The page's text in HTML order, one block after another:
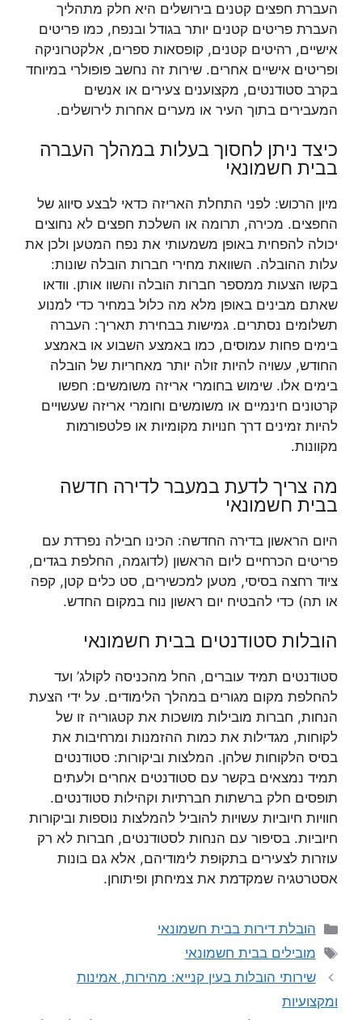
העברת חפצים קטנים בירושלים היא חלק מתהליך
העברת פריטים קטנים יותר בגודל ובנפח, כמו פריטים
אישיים, רהיטים קטנים, קופסאות ספרים, אלקטרוניקה
ופריטים אישיים אחרים. שירות זה נחשב פופולרי במיוחד
בקרב סטודנטים, מקצוענים צעירים או אנשים
המעבירים בתוך העיר או מערים אחרות לירושלים.
כיצד ניתן לחסוך בעלות במהלך העברה
בבית חשמונאי
מיון הרכוש: לפני התחלת האריזה כדאי לבצע סיווג של
החפצים. מכירה, תרומה או השלכת חפצים לא נחוצים
יכולה להפחית באופן משמעותי את נפח המטען ולכן את
עלות ההובלה. השוואת מחירי חברות הובלה שונות:
בקשו הצעות ממספר חברות הובלה והשוו אותן. וודאו
שאתם מבינים באופן מלא מה כלול במחיר כדי למנוע
תשלומים נסתרים. גמישות בבחירת תאריך: העברה
בימים פחות עמוסים, כמו באמצע השבוע או באמצע
החודש, עשויה להיות זולה יותר מאחריות של הובלה
בימים אלו. שימוש בחומרי אריזה משומשים: חפשו
קרטונים חינמיים או משומשים וחומרי אריזה שעשויים
להיות זמינים דרך חנויות מקומיות או פלטפורמות
מקוונות.
מה צריך לדעת במעבר לדירה חדשה
בבית חשמונאי
היום הראשון בדירה החדשה: הכינו חבילה נפרדת עם
פריטים הכרחיים ליום הראשון (לדוגמה, החלפת בגדים,
ציוד רחצה בסיסי, מטען למכשירים, סט כלים קטן, קפה
או תה) כדי להבטיח יום ראשון נוח במקום החדש.
הובלות סטודנטים בבית חשמונאי
סטודנטים תמיד עוברים, החל מהכניסה לקולג’ ועד
להחלפת מקום מגורים במהלך הלימודים. על ידי הצעת
הנחות, חברות מובילות מושכות את קטגוריה זו של
לקוחות, מגדילות את כמות ההזמנות ומרחיבות את
בסיס הלקוחות שלהן. המלצות וביקורות: סטודנטים
תמיד נמצאים בקשר עם סטודנטים אחרים ולעתים
תופסים חלק ברשתות חברתיות וקהילות סטודנטים.
חוויות חיוביות עשויות להוביל להמלצות נוספות וביקורות
חיוביות. בסיפור עם הנחות לסטודנטים, חברות לא רק
עוזרות לצעירים בתקופת לימודיהם, אלא גם בונות
אסטרטגיה שמקדמת את צמיחתן ופיתוחן.
קטגוריות
הובלת דירות בבית חשמונאי
תגיות
מובילים בבית חשמונאי
שירותי הובלות בעין קנייא: מהירות, אמינות
ומקצועיות